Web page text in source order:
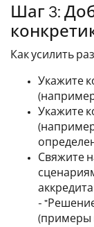
Шаг 3:
Как усилить
Укажите
Укажите
Свяжите
-
(примеры